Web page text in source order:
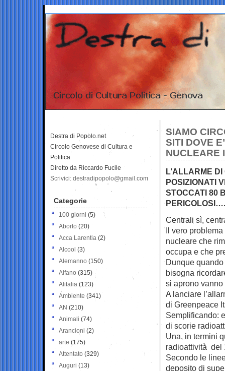
SIAMO
SITI DOVE
NUCLEARE
L’ALLARME
POSIZIONATI
STOCCATI 80
Centrali sì,
Il vero
nucleare che
occupa e che
Dunque
bisogna
si aprono
A lanciare
di Greenpeace
Semplificando:
di scorie
Una, in termini
radioattività del
Secondo le
deposito di
Destra di Popolo.net
Circolo Genovese di Cultura e
Politica
Diretto da Riccardo Fucile
Scrivici: destradipopolo@gmail.com
Categorie
100 giorni (5)
Aborto (20)
Acca Larentia (2)
Alcool (3)
Alemanno (150)
Alfano (315)
Alitalia (123)
Ambiente (341)
AN (210)
Animali (74)
Arancioni (2)
arte (175)
Attentato (329)
Auguri (13)